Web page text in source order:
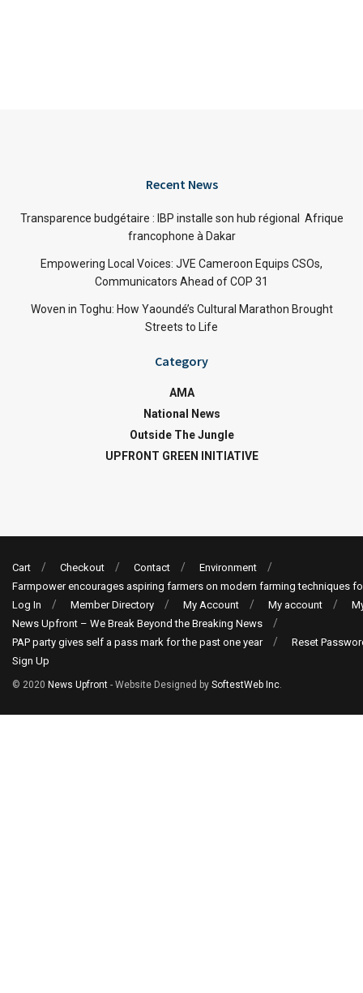
Recent News
Transparence budgétaire : IBP installe son hub régional Afrique
francophone à Dakar
Empowering Local Voices: JVE Cameroon Equips CSOs,
Communicators Ahead of COP 31
Woven in Toghu: How Yaoundé’s Cultural Marathon Brought
Streets to Life
Category
AMA
National News
Outside The Jungle
UPFRONT GREEN INITIATIVE
Cart Checkout Contact
Environment
Farmpower encourages aspiring farmers on modern farming techniques
Log In
Member Directory My Account My account
News Upfront – We Break Beyond the Breaking News
PAP party gives self a pass mark for the past one year
Reset
Sign Up
© 2020 News Upfront - Website Designed by SoftestWeb Inc.